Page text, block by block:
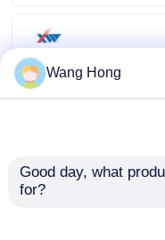
연락주세요
고전압 세라믹 콘덴
폴리프로필렌 필름 콘
Wang Hong
Good day, what
for?